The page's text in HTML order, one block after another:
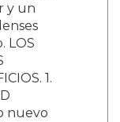
y un
LOS
1.
nuevo